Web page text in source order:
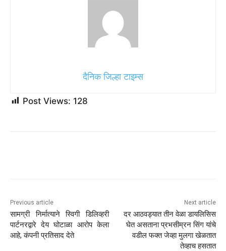
million 36 दशलक्ष वापरकर्ते आहेत, परंतु कालांतराने त्याचा बाजारातील
वाटा कमी झाला आहे, गेल्या दोन वर्षांत कंपनीचे स्वतःचे कार्यसंघ अॅप
(आज) निवृत्त होणार आहे.
दैनिक जिल्हा टाइम्स